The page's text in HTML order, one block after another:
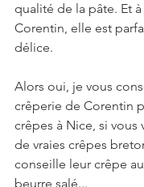
qualité de la pâte. Et
Corentin, elle est
délice.
Alors oui, je vous
crêperie de Corentin
crêpes à Nice, si vous
de vraies crêpes
conseille leur crêpe
beurre salé...